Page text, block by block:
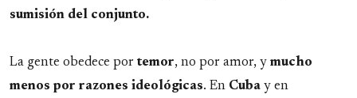
sumisión del conjunto.
La gente obedece por temor, no por amor, y mucho
menos por razones ideológicas. En Cuba y en